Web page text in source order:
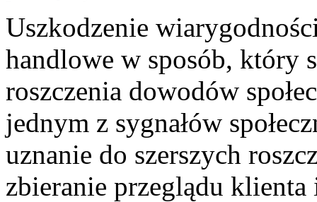
Uszkodzenie
handlowe w sposób, który
roszczenia dowodów
jednym z sygnałów
uznanie do szerszych
zbieranie przeglądu